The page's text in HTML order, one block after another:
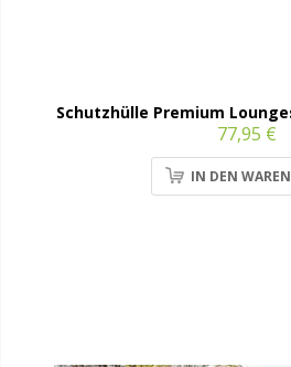
Schutzhülle Premium
77,95 €
IN DEN